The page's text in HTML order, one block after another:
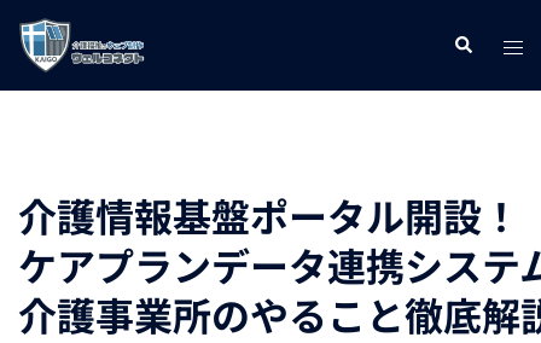
テ
検
索
ト
ュ
ー
介護情報基盤ポータル開設！
ケアプランデータ連携システ
介護事業所のやること徹底解